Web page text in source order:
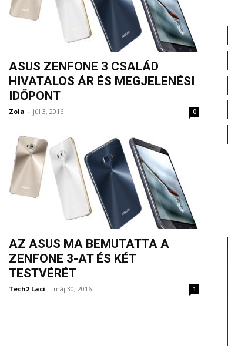
ASUS ZENFONE 3 CSALÁD
HIVATALOS ÁR ÉS MEGJELENÉSI
IDŐPONT
Zola - júl 3, 2016 0
AZ ASUS MA BEMUTATTA A
ZENFONE 3-AT ÉS KÉT
TESTVÉRÉT
Tech2 Laci - máj 30, 2016 1